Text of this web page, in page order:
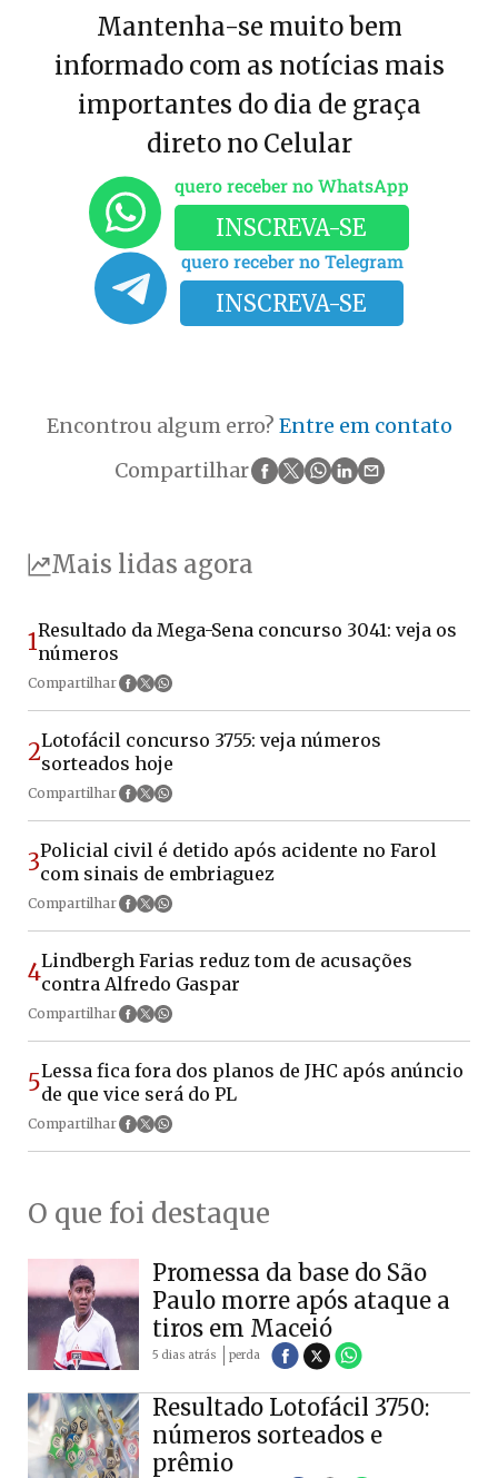
Mantenha-se muito bem
informado com as notícias mais
importantes do dia de graça
direto no Celular
quero receber no WhatsApp
INSCREVA-SE
quero receber no Telegram
INSCREVA-SE
Encontrou algum erro? Entre em contato
Compartilhar
Mais lidas agora
1Resultado da Mega-Sena concurso 3041: veja os
números
Compartilhar
2Lotofácil concurso 3755: veja números
sorteados hoje
Compartilhar
3Policial civil é detido após acidente no Farol
com sinais de embriaguez
Compartilhar
4Lindbergh Farias reduz tom de acusações
contra Alfredo Gaspar
Compartilhar
5Lessa fica fora dos planos de JHC após anúncio
de que vice será do PL
Compartilhar
O que foi destaque
Promessa da base do São
Paulo morre após ataque a
tiros em Maceió
5 dias atrás perda
Resultado Lotofácil 3750:
números sorteados e
prêmio